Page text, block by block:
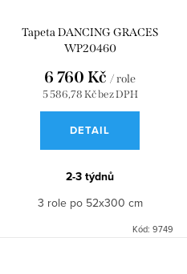
Tapeta DANCING GRACES
WP20460
5 586,78 Kč bez DPH
6 760 Kč / role
DETAIL
2-3 týdnů
3 role po 52x300 cm
Kód: 9749